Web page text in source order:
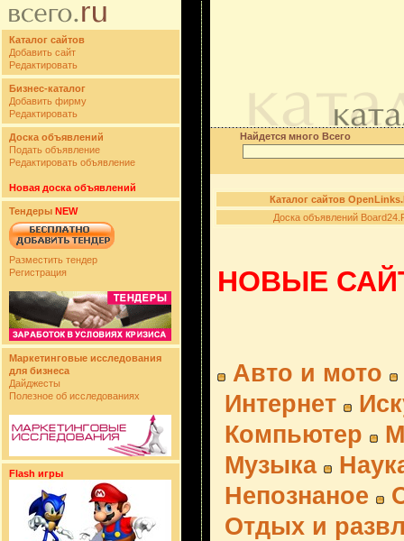
Каталог сайтов
Добавить сайт
Редактировать
Бизнес-каталог
Добавить фирму
Редактировать
Доска объявлений
Подать объявление
Редактировать объявление
Новая доска объявлений
Тендеры NEW
Разместить тендер
Регистрация
Маркетинговые исследования
для бизнеса
Дайджесты
Полезное об исследованиях
Flash игры
Найдется много Всего
Каталог сайтов
Доска объявлений
НОВЫЕ
Авто и мото
Интернет
Компьютер
Музыка
Непознаное
Отдых и